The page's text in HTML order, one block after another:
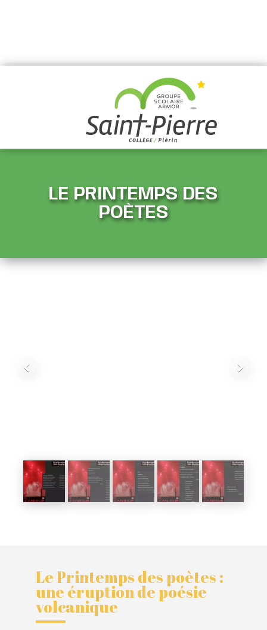
LE PRINTEMPS DES
POÈTES
Le Printemps des poètes :
une éruption de poésie
volcanique